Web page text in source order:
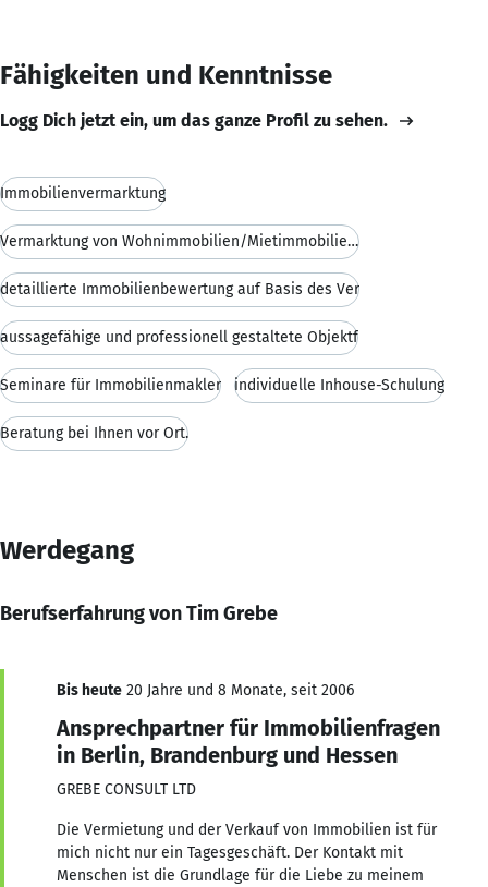
Fähigkeiten und Kenntnisse
Logg Dich jetzt ein, um das ganze Profil zu sehen.
Immobilienvermarktung
Vermarktung von Wohnimmobilien/Mietimmobilien und
detaillierte Immobilienbewertung auf Basis des Ver
aussagefähige und professionell gestaltete Objektf
Seminare für Immobilienmakler individuelle Inhouse-Schulung
Beratung bei Ihnen vor Ort.
Werdegang
Berufserfahrung von Tim Grebe
Bis heute 20 Jahre und 8 Monate, seit 2006
Ansprechpartner für Immobilienfragen
in Berlin, Brandenburg und Hessen
GREBE CONSULT LTD
Die Vermietung und der Verkauf von Immobilien ist für
mich nicht nur ein Tagesgeschäft. Der Kontakt mit
Menschen ist die Grundlage für die Liebe zu meinem